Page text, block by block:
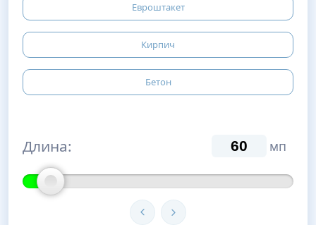
Евроштакет
Кирпич
Бетон
Длина: мп